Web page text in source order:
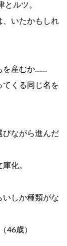
ルツ。
、いたかもしれ
を産むか……
てくる同じ名を
びながら進んだ
化。
いしか種類がな
46歳）